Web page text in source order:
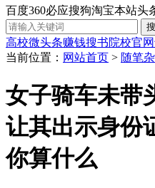
百度360必应搜狗淘宝本站头
高校微头条赚钱搜书院校官网
当前位置： 网站首页 > 随笔
女子骑车未带
让其出示身份
你算什么